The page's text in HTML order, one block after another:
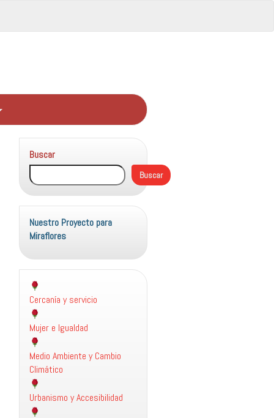
Buscar
Buscar
Nuestro Proyecto para
Miraflores
Cercanía y servicio
Mujer e Igualdad
Medio Ambiente y Cambio
Climático
Urbanismo y Accesibilidad